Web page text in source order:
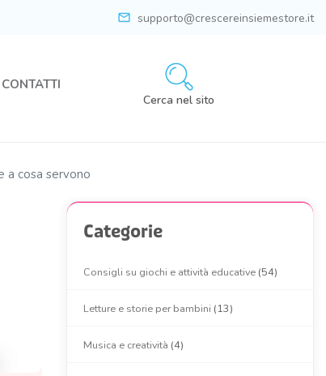
mail supporto@crescereinsiemestore.it
CONTATTI
Cerca nel sito
a cosa servono
Categorie
Consigli su giochi e attività educative (54)
Letture e storie per bambini (13)
Musica e creatività (4)